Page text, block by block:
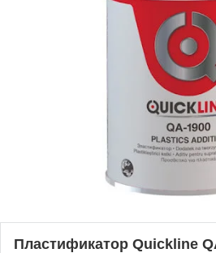
Пластификатор Quickline